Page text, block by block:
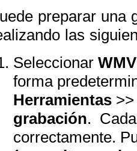
preparar una
las
Seleccionar
forma
Herramientas
grabación.
correctamente.